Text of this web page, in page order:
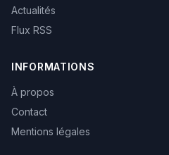
Actualités
Flux RSS
INFORMATIONS
À propos
Contact
Mentions légales